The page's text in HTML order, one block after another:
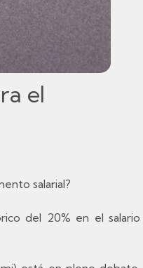
el
salarial?
del 20% en el salario